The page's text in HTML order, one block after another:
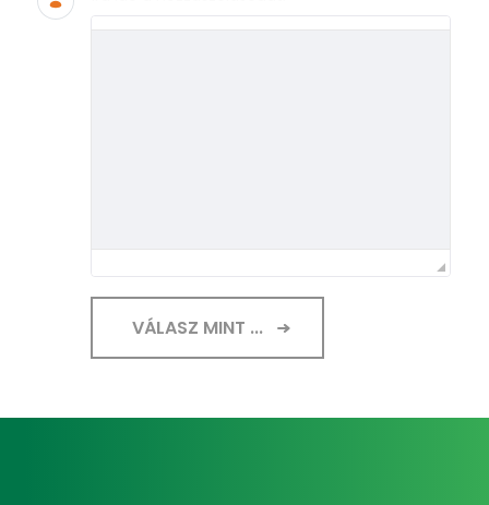
VÁLASZ MINT ...